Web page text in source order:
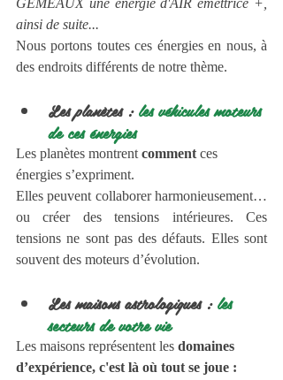
GÉMEAUX une énergie d'AIR émettrice +,
ainsi de suite...
Nous portons toutes ces énergies en nous, à
des endroits différents de notre thème.
Les planètes : les véhicules moteurs
de ces énergies
Les planètes montrent comment ces
énergies s’expriment.
Elles peuvent collaborer harmonieusement…
ou créer des tensions intérieures. Ces
tensions ne sont pas des défauts. Elles sont
souvent des moteurs d’évolution.
Les maisons astrologiques : les
secteurs de votre vie
Les maisons représentent les domaines
d’expérience, c'est là où tout se joue :